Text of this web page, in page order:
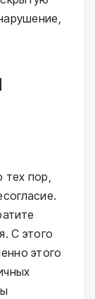
тех пор,
С этого
этого